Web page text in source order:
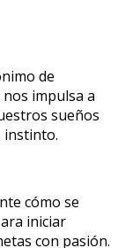
de
impulsa a
sueños
instinto.
cómo se
iniciar
con pasión.